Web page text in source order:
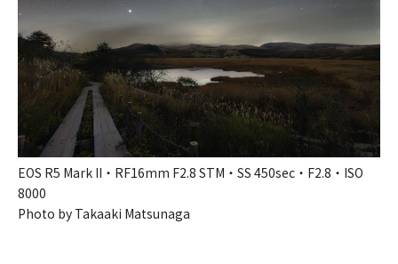
EOS R5 Mark II・RF16mm F2.8 STM・SS 450sec・F2.8・ISO
8000
Photo by Takaaki Matsunaga